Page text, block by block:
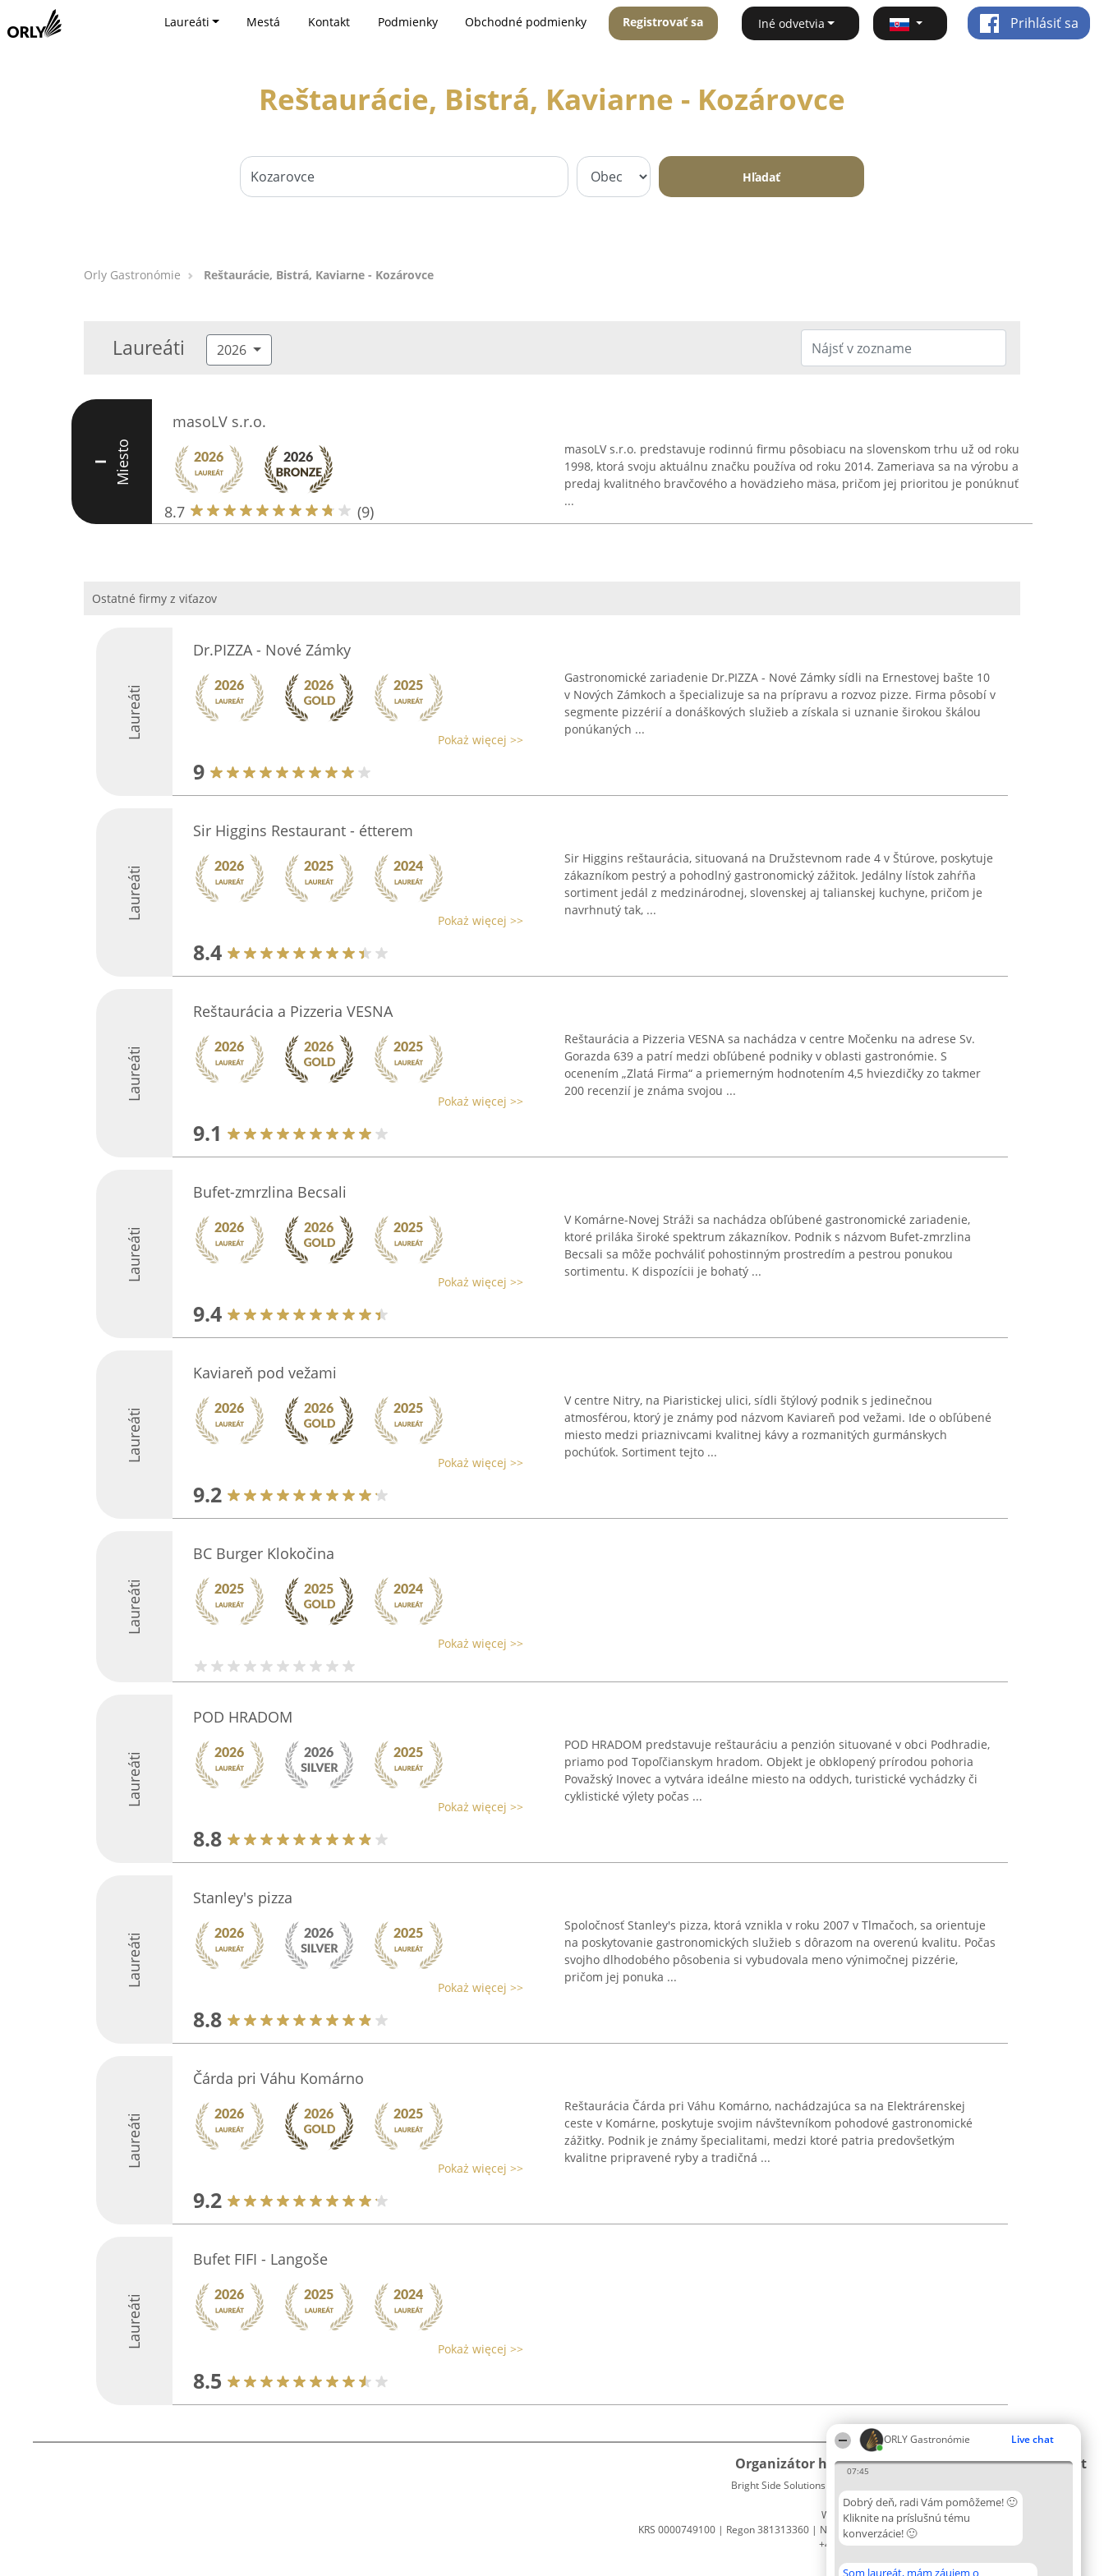
ORLY Gastronómie Live chat
07:45
Dobrý deň, radi Vám pomôžeme! 🙂
Kliknite na príslušnú tému
konverzácie! 🙂
Som laureát, mám záujem o
Laureáti Mestá Kontakt Podmienky Obchodné podmienky Registrovať sa Iné odvetvia Prihlásiť sa
Reštaurácie, Bistrá, Kaviarne - Kozárovce
Hľadať
Orly Gastronómie Reštaurácie, Bistrá, Kaviarne - Kozárovce
Laureáti 2026
I Miesto
masoLV s.r.o.
8.7 (9)
masoLV s.r.o. predstavuje rodinnú firmu pôsobiacu na slovenskom trhu už od roku
1998, ktorá svoju aktuálnu značku používa od roku 2014. Zameriava sa na výrobu a
predaj kvalitného bravčového a hovädzieho mäsa, pričom jej prioritou je ponúknuť
...
Ostatné firmy z viťazov
Laureáti
Dr.PIZZA - Nové Zámky
Pokaż więcej >>
9
Gastronomické zariadenie Dr.PIZZA - Nové Zámky sídli na Ernestovej bašte 10
v Nových Zámkoch a špecializuje sa na prípravu a rozvoz pizze. Firma pôsobí v
segmente pizzérií a donáškových služieb a získala si uznanie širokou škálou
ponúkaných ...
Laureáti
Sir Higgins Restaurant - étterem
Pokaż więcej >>
8.4
Sir Higgins reštaurácia, situovaná na Družstevnom rade 4 v Štúrove, poskytuje
zákazníkom pestrý a pohodlný gastronomický zážitok. Jedálny lístok zahŕňa
sortiment jedál z medzinárodnej, slovenskej aj talianskej kuchyne, pričom je
navrhnutý tak, ...
Laureáti
Reštaurácia a Pizzeria VESNA
Pokaż więcej >>
9.1
Reštaurácia a Pizzeria VESNA sa nachádza v centre Močenku na adrese Sv.
Gorazda 639 a patrí medzi obľúbené podniky v oblasti gastronómie. S
ocenením „Zlatá Firma“ a priemerným hodnotením 4,5 hviezdičky zo takmer
200 recenzií je známa svojou ...
Laureáti
Bufet-zmrzlina Becsali
Pokaż więcej >>
9.4
V Komárne-Novej Stráži sa nachádza obľúbené gastronomické zariadenie,
ktoré priláka široké spektrum zákazníkov. Podnik s názvom Bufet-zmrzlina
Becsali sa môže pochváliť pohostinným prostredím a pestrou ponukou
sortimentu. K dispozícii je bohatý ...
Laureáti
Kaviareň pod vežami
Pokaż więcej >>
9.2
V centre Nitry, na Piaristickej ulici, sídli štýlový podnik s jedinečnou
atmosférou, ktorý je známy pod názvom Kaviareň pod vežami. Ide o obľúbené
miesto medzi priaznivcami kvalitnej kávy a rozmanitých gurmánskych
pochúťok. Sortiment tejto ...
Laureáti
BC Burger Klokočina
Pokaż więcej >>
Laureáti
POD HRADOM
Pokaż więcej >>
8.8
POD HRADOM predstavuje reštauráciu a penzión situované v obci Podhradie,
priamo pod Topoľčianskym hradom. Objekt je obklopený prírodou pohoria
Považský Inovec a vytvára ideálne miesto na oddych, turistické vychádzky či
cyklistické výlety počas ...
Laureáti
Stanley's pizza
Pokaż więcej >>
8.8
Spoločnosť Stanley's pizza, ktorá vznikla v roku 2007 v Tlmačoch, sa orientuje
na poskytovanie gastronomických služieb s dôrazom na overenú kvalitu. Počas
svojho dlhodobého pôsobenia si vybudovala meno výnimočnej pizzérie,
pričom jej ponuka ...
Laureáti
Čárda pri Váhu Komárno
Pokaż więcej >>
9.2
Reštaurácia Čárda pri Váhu Komárno, nachádzajúca sa na Elektrárenskej
ceste v Komárne, poskytuje svojim návštevníkom pohodové gastronomické
zážitky. Podnik je známy špecialitami, medzi ktoré patria predovšetkým
kvalitne pripravené ryby a tradičná ...
Laureáti
Bufet FIFI - Langoše
Pokaż więcej >>
8.5
Organizátor hodnotenia
Bright Side Solutions sp. z o. o. sp. k.
ul. Ruska 22
Wrocław 50-079
KRS 0000749100 | Regon 381313360 | NIP 8943132676
+48 508 492 400
Hodnotenie
Lista
wszystkich
Podmienky
Kontakt